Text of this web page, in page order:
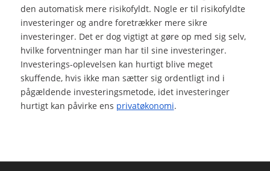
den automatisk mere risikofyldt. Nogle er til risikofyldte
investeringer og andre foretrækker mere sikre
investeringer. Det er dog vigtigt at gøre op med sig selv,
hvilke forventninger man har til sine investeringer.
Investerings-oplevelsen kan hurtigt blive meget
skuffende, hvis ikke man sætter sig ordentligt ind i
pågældende investeringsmetode, idet investeringer
hurtigt kan påvirke ens privatøkonomi.